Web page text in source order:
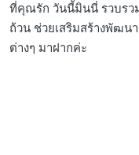
ที่คุณรัก วันนี้มินนี่ รวบรว
ถ้วน ช่วยเสริมสร้างพัฒน
ต่างๆ มาฝากค่ะ